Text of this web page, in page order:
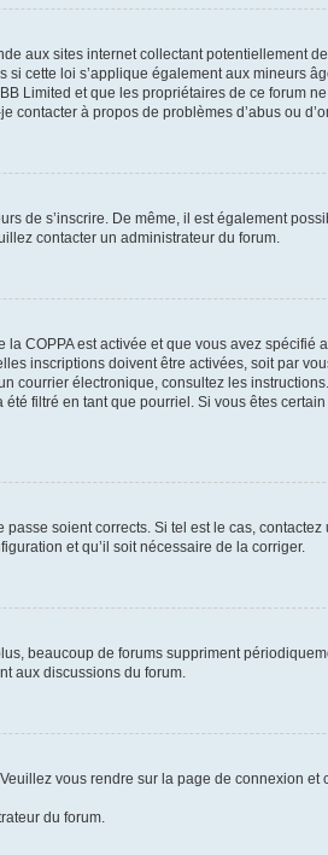
aux sites internet collectant potentiellement
cette loi s’applique également aux mineurs
Limited et que les propriétaires de ce forum
à propos de problèmes d’abus ou
de s’inscrire. De même, il est également
contacter un administrateur du forum.
COPPA est activée et que vous avez spécifié
inscriptions doivent être activées, soit par
électronique, consultez les
filtré en tant que pourriel. Si vous êtes
soient corrects. Si tel est le cas,
et qu’il soit nécessaire de la corriger.
beaucoup de forums suppriment
aux discussions du forum.
vous rendre sur la page de connexion et
du forum.